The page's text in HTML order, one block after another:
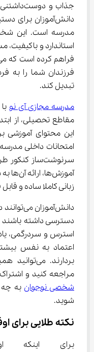
دانش‌آموزان
مدرسه است. این
استاندارد و
فرزندان شما را به
تبدیل کند.
مدرسه مجازی آی نو
امتحانات داخلی
سرنوشت‌ساز
زبانی کاملا ساده و
اعتماد به نفس
بردارند.
مراجعه کنید و
شخصی نوجوان به چه
شوید.
نکته طلایی برای
برای